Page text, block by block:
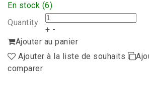
En stock (6)
Quantity:
+ -
Ajouter au panier
Ajouter à la liste de souhaits
comparer